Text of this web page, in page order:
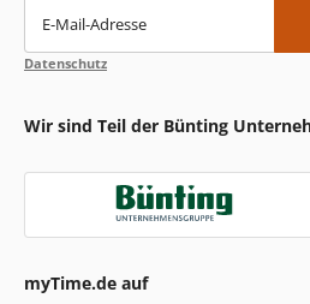
E-Mail-Adresse
Datenschutz
Wir sind Teil der Bünting
myTime.de auf